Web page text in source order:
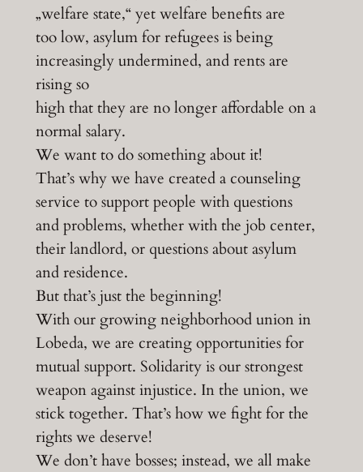
„welfare state,“ yet welfare benefits are
too low, asylum for refugees is being
increasingly undermined, and rents are
rising so
high that they are no longer affordable on a
normal salary.
We want to do something about it!
That’s why we have created a counseling
service to support people with questions
and problems, whether with the job center,
their landlord, or questions about asylum
and residence.
But that’s just the beginning!
With our growing neighborhood union in
Lobeda, we are creating opportunities for
mutual support. Solidarity is our strongest
weapon against injustice. In the union, we
stick together. That’s how we fight for the
rights we deserve!
We don’t have bosses; instead, we all make